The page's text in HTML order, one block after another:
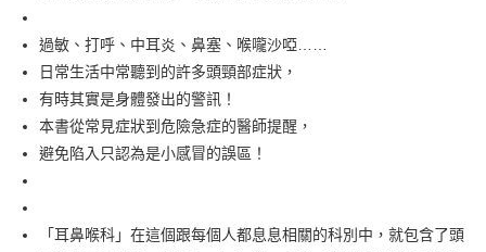
過敏、打呼、中耳炎、鼻塞、喉嚨沙啞……
日常生活中常聽到的許多頭頸部症狀，
有時其實是身體發出的警訊！
本書從常見症狀到危險急症的醫師提醒，
避免陷入只認為是小感冒的誤區！
「耳鼻喉科」在這個跟每個人都息息相關的科別中，就包含了頭